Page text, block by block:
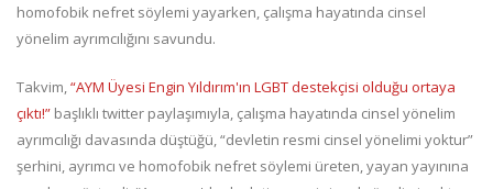
homofobik nefret söylemi yayarken, çalışma hayatında cinsel
yönelim ayrımcılığını savundu.
Takvim,“AYM Üyesi Engin Yıldırım'ın LGBT destekçisi olduğu ortaya
çıktı!” başlıklı twitter paylaşımıyla, çalışma hayatında cinsel yönelim
ayrımcılığı davasında düştüğü, “devletin resmi cinsel yönelimi yoktur”
şerhini, ayrımcı ve homofobik nefret söylemi üreten, yayan yayınına